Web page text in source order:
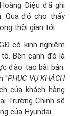
Diệu đã ghi
Qua đó cho thấy
thời gian tới.
có kinh nghiệm
Bên cạnh đó là
đào tạo bài bản.
''PHỤC VỤ KHÁCH
của khách hàng
Trường Chinh sẽ
của Hyundai.